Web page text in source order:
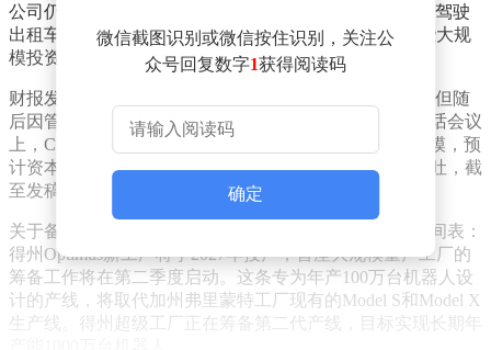
公司仍在持续加码Cortex算力、Dojo芯片、Robotaxi无人驾驶
出租车服务以及Optimus人形机器人等前沿领域，但这些大规
模投资并未对现金流造成明显压力。
财报发布后，特斯拉股价在盘后交易中一度拉升超4%，但随
后因管理层释放的重大投资信号出现回落。在投资者电话会议
上，CEO马斯克明确表示公司将"大幅增加"未来投资规模，预
计资本支出将显著增长。这一表态导致盘后涨幅加速回吐，截
至发稿时股价下跌超0.25%。
关于备受关注的人形机器人项目，马斯克透露了具体时间表：
得州Optimus新工厂将于2027年投产，首座大规模量产工厂的
筹备工作将在第二季度启动。这条专为年产100万台机器人设
计的产线，将取代加州弗里蒙特工厂现有的Model S和Model X
生产线。得州超级工厂正在筹备第二代产线，目标实现长期年
微信截图识别或微信按住识别，关注公
众号回复数字1获得阅读码
确定